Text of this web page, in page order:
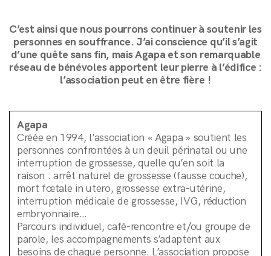
C’est ainsi que nous pourrons continuer à soutenir les
personnes en souffrance. J’ai conscience qu’il s’agit
d’une quête sans fin, mais Agapa et son remarquable
réseau de bénévoles apportent leur pierre à l’édifice :
l’association peut en être fière !
Agapa
Créée en 1994, l’association « Agapa » soutient les
personnes confrontées à un deuil périnatal ou une
interruption de grossesse, quelle qu’en soit la
raison : arrêt naturel de grossesse (fausse couche),
mort fœtale in utero, grossesse extra-utérine,
interruption médicale de grossesse, IVG, réduction
embryonnaire…
Parcours individuel, café-rencontre et/ou groupe de
parole, les accompagnements s’adaptent aux
besoins de chaque personne. L’association propose